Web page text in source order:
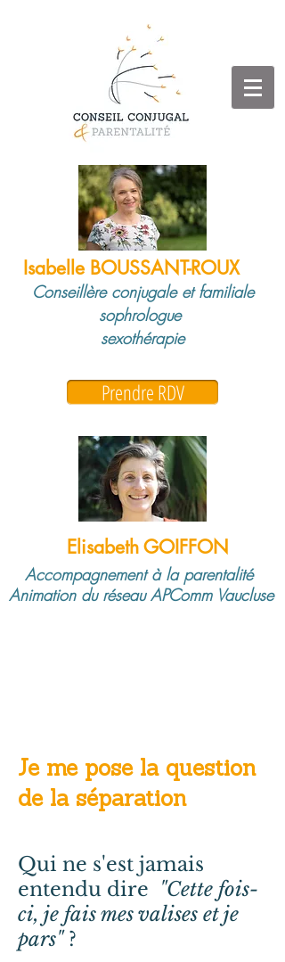
Isabelle BOUSSANT-ROUX
Conseillère conjugale et familiale
sophrologue
sexothérapie
Prendre RDV
Elisabeth GOIFFON
Accompagnement à la parentalité
Animation du réseau APComm Vaucluse
Je me pose la question
de la séparation
Qui ne s'est jamais
entendu dire "Cette fois-
ci, je fais mes valises et je
pars"?